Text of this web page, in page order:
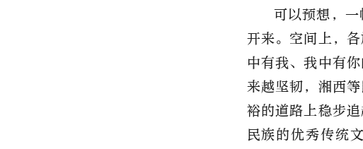
可以预想，一
开来。空间上，
中有我、我中有
来越坚韧，湘西
裕的道路上稳步
民族的优秀传统